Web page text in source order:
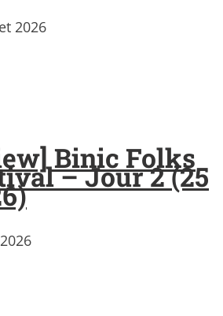
2026
Binic Folks
– Jour 2 (25